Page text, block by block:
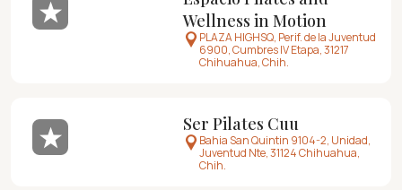
Wellness in Motion
PLAZA HIGHSQ, Perif. de la Juventud
6900, Cumbres IV Etapa, 31217
Chihuahua, Chih.
Ser Pilates Cuu
Bahia San Quintin 9104-2, Unidad,
Juventud Nte, 31124 Chihuahua,
Chih.